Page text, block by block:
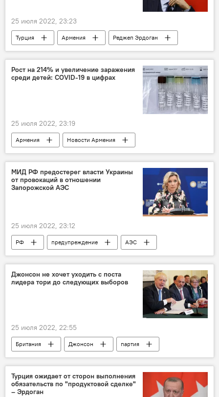
25 июля 2022, 23:23
Турция Армения
Реджеп Эрдоган
отношения
Рост на 214% и увеличение заражения
среди детей: COVID-19 в цифрах
25 июля 2022, 23:19
Армения
Новости Армения
здоровье
коронавирус болезнь
МИД РФ предостерег власти Украины
от провокаций в отношении
Запорожской АЭС
25 июля 2022, 23:12
РФ предупреждение
АЭС
Запорожье
Запад
Украина
Джонсон не хочет уходить с поста
лидера тори до следующих выборов
25 июля 2022, 22:55
Британия Джонсон
партия
лидер
Турция ожидает от сторон выполнения
обязательств по "продуктовой сделке"
– Эрдоган